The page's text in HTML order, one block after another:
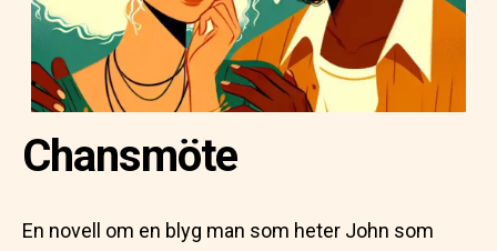
Chansmöte
En novell om en blyg man som heter John som